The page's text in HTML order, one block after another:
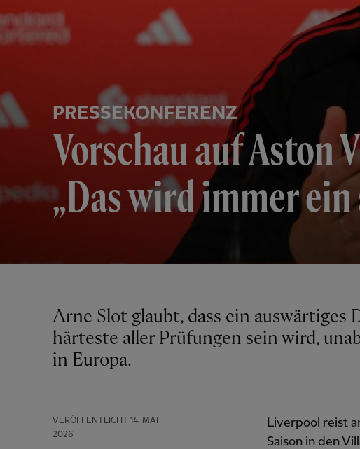
PRESSEKONFERENZ
Vorschau auf Aston
„Das wird immer
VERÖFFENTLICHT 14. MAI
2026
Arne Slot glaubt, dass ein auswärtiges Duell gegen Aston Villa „immer“ die
härteste aller Prüfungen sein wird,
in Europa.
Liverpool reist
Saison in den